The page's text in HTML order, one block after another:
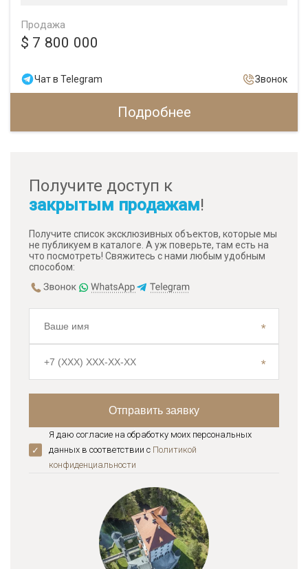
Продажа
$ 7 800 000
Чат в Telegram Звонок
Подробнее
Получите доступ к
закрытым продажам!
Получите список эксклюзивных объектов, которые мы
не публикуем в каталоге. А уж поверьте, там есть на
что посмотреть! Свяжитесь с нами любым удобным
способом:
Я даю согласие на обработку моих персональных
данных в соответствии с Политикой
конфиденциальноcти